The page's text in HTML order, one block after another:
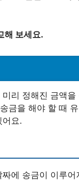
해 보세요.
리 정해진 금액
금을 해야 할 때
어요.
에 송금이 이루